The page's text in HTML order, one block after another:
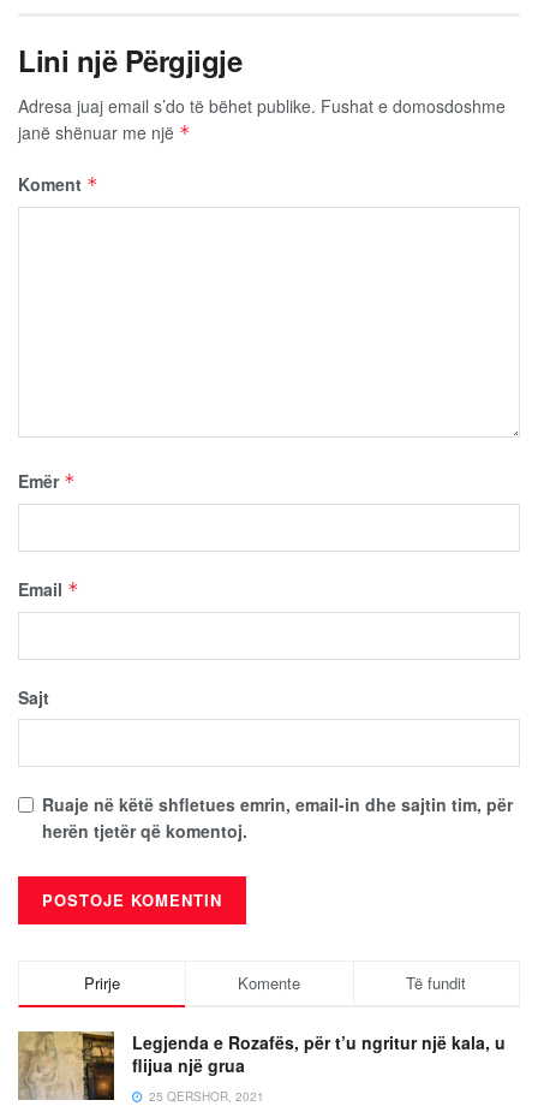
Lini një Përgjigje
Adresa juaj email s’do të bëhet publike. Fushat e domosdoshme
janë shënuar me një *
Koment *
Emër *
Email *
Sajt
Ruaje në këtë shfletues emrin, email-in dhe sajtin tim, për
herën tjetër që komentoj.
Prirje Komente Të fundit
Legjenda e Rozafës, për t’u ngritur një kala, u
flijua një grua
25 QERSHOR, 2021